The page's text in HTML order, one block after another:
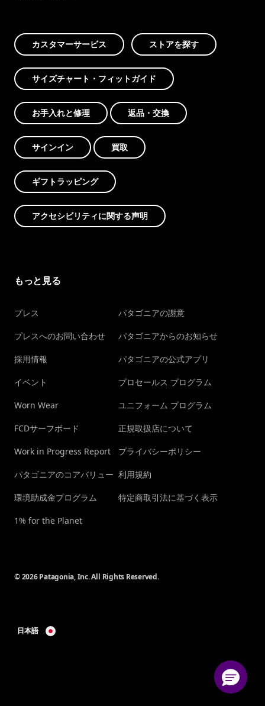
カスタマーサービス ストアを探す
サイズチャート・フィットガイド
お手入れと修理 返品・交換
サインイン 買取
ギフトラッピング
アクセシビリティに関する声明
もっと見る
プレス
プレスへのお問い合わせ
採用情報
イベント
Worn Wear
FCDサーフボード
Work in Progress Report
パタゴニアのコアバリュー
環境助成金プログラム
1% for the Planet
パタゴニアの謝意
パタゴニアからのお知らせ
パタゴニアの公式アプリ
プロセールス プログラム
ユニフォーム プログラム
正規取扱店について
プライバシーポリシー
利用規約
特定商取引法に基づく表示
© 2026 Patagonia, Inc. All Rights Reserved.
日本語